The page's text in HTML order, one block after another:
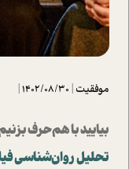
موفقیت|
1402/08/30
|
بیایید با هم حرف
تحلیل روان‌شناسی